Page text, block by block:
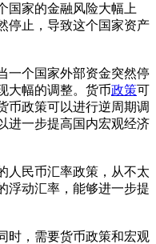
国家的金融风险大幅上
停止，导致这个国家资产
一个国家外部资金突然停
大幅的调整。货币政策可
币政策可以进行逆周期调
进一步提高国内宏观经济
人民币汇率政策，从不太
浮动汇率，能够进一步提
时，需要货币政策和宏观